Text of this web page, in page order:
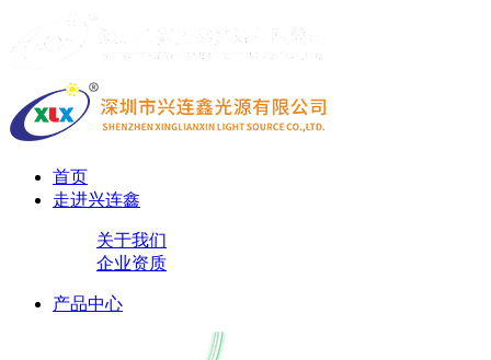
首页
走进兴连鑫
关于我们
企业资质
产品中心